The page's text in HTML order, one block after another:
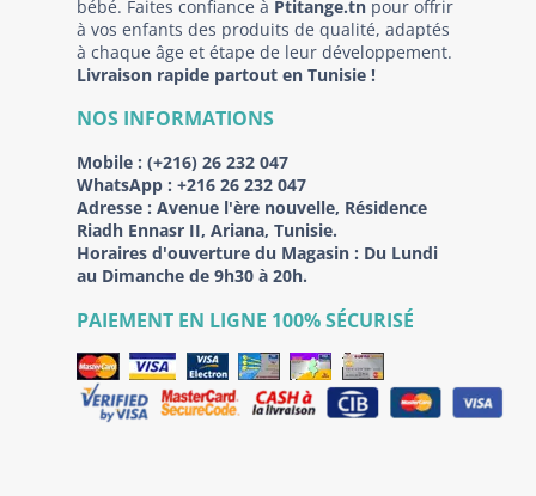
bébé. Faites confiance à Ptitange.tn pour offrir
à vos enfants des produits de qualité, adaptés
à chaque âge et étape de leur développement.
Livraison rapide partout en Tunisie !
NOS INFORMATIONS
Mobile : (+216) 26 232 047
WhatsApp : +216 26 232 047
Adresse : Avenue l'ère nouvelle, Résidence
Riadh Ennasr II, Ariana, Tunisie.
Horaires d'ouverture du Magasin : Du Lundi
au Dimanche de 9h30 à 20h.
PAIEMENT EN LIGNE 100% SÉCURISÉ